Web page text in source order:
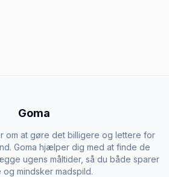
Goma
om at gøre det billigere og lettere for
Goma hjælper dig med at finde de
ugens måltider, så du både sparer
og mindsker madspild.